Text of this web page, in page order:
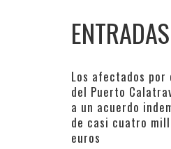
Los afectados por
del Puerto
a un acuerdo
de casi cuatro
euros